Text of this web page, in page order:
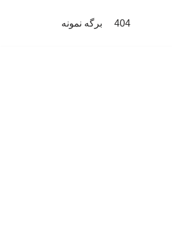
404 برگه نمونه